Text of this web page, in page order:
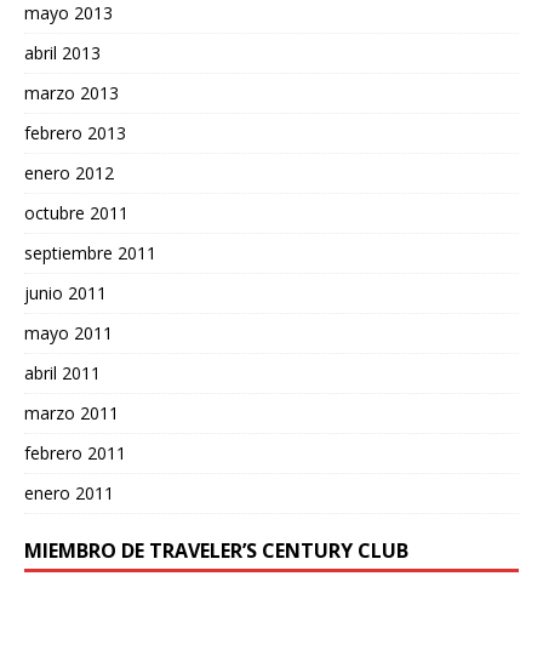
mayo 2013
abril 2013
marzo 2013
febrero 2013
enero 2012
octubre 2011
septiembre 2011
junio 2011
mayo 2011
abril 2011
marzo 2011
febrero 2011
enero 2011
MIEMBRO DE TRAVELER’S CENTURY CLUB